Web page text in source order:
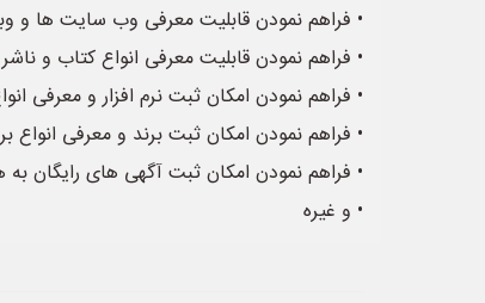
• فراهم نمودن قابلیت معرفی وب سایت ها و
• فراهم نمودن قابلیت معرفی انواع کتاب و ناشر
• فراهم نمودن امکان ثبت نرم افزار و معرفی
• فراهم نمودن امکان ثبت برند و معرفی انواع
• فراهم نمودن امکان ثبت آگهی های رایگان
• و غیره